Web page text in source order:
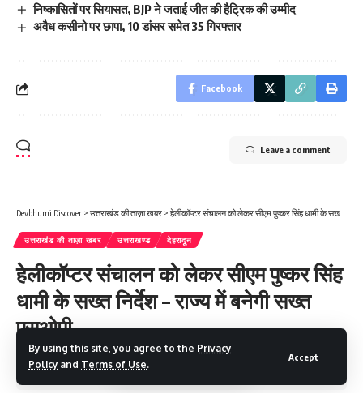
By using this site, you agree to the Privacy
Policy and Terms of Use.
Accept
निष्कासितों पर सियासत, BJP ने जताई जीत की हैट्रिक की उम्मीद
अवैध कसीनो पर छापा, 10 डांसर समेत 35 गिरफ्तार
Facebook
Leave a comment
Devbhumi Discover > उत्तराखंड की ताज़ा खबर > हेलीकॉप्टर संचालन को लेकर सीएम पुष्कर सिंह धामी के सख्त निर्देश – राज्य में बनेगी सख्त एसओपी
उत्तराखंड की ताज़ा खबर उत्तराखण्ड देहरादून
हेलीकॉप्टर संचालन को लेकर सीएम पुष्कर सिंह
धामी के सख्त निर्देश – राज्य में बनेगी सख्त
एसओपी